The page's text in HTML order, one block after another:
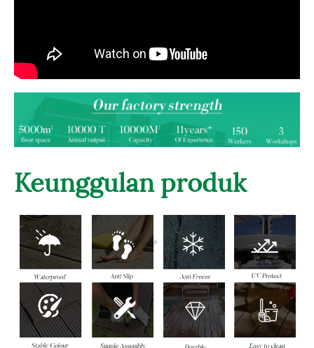
Keunggulan produk